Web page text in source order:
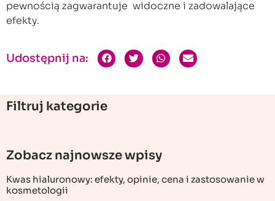
pewnością zagwarantuje widoczne i zadowalające
efekty.
Udostępnij na:
Filtruj kategorie
Zobacz najnowsze wpisy
Kwas hialuronowy: efekty, opinie, cena i zastosowanie w
kosmetologii